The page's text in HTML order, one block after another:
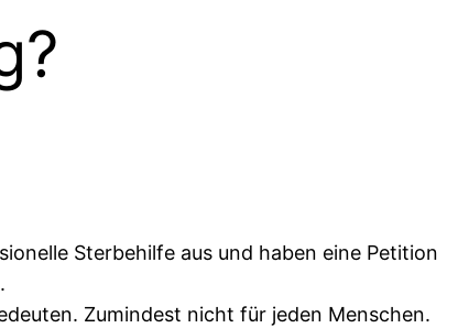
Sterbehilfe aus und haben eine Petition
Zumindest nicht für jeden Menschen.